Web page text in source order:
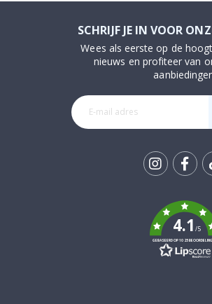
SCHRIJF JE IN VOOR
Wees als eerste op de
nieuws en profiteer van
4.1/5
GEBASEERD OP 1025